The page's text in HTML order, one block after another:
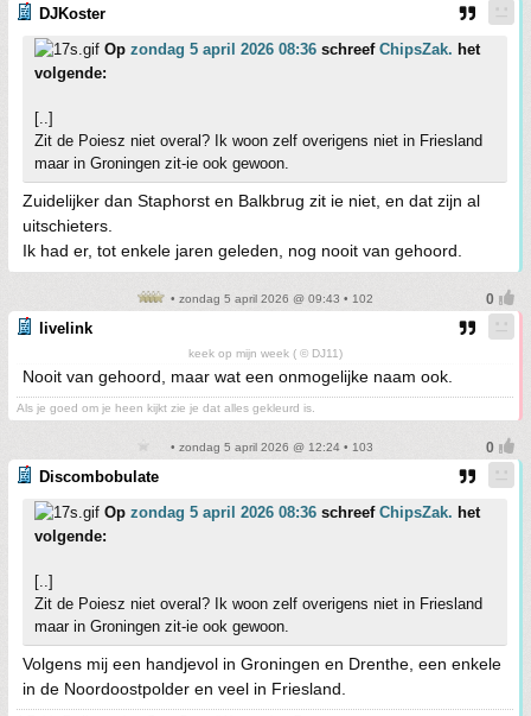
DJKoster
Op zondag 5 april 2026 08:36 schreef ChipsZak. het
volgende:
[..]
Zit de Poiesz niet overal? Ik woon zelf overigens niet in Friesland
maar in Groningen zit-ie ook gewoon.
Zuidelijker dan Staphorst en Balkbrug zit ie niet, en dat zijn al
uitschieters.
Ik had er, tot enkele jaren geleden, nog nooit van gehoord.
• zondag 5 april 2026 @ 09:43 • 102
livelink
keek op mijn week ( © DJ11)
Nooit van gehoord, maar wat een onmogelijke naam ook.
Als je goed om je heen kijkt zie je dat alles gekleurd is.
• zondag 5 april 2026 @ 12:24 • 103
Discombobulate
Op zondag 5 april 2026 08:36 schreef ChipsZak. het
volgende:
[..]
Zit de Poiesz niet overal? Ik woon zelf overigens niet in Friesland
maar in Groningen zit-ie ook gewoon.
Volgens mij een handjevol in Groningen en Drenthe, een enkele
in de Noordoostpolder en veel in Friesland.